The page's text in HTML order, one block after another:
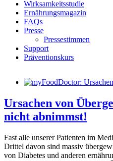
Wirksamkeitsstudie
Ernährungsmagazin
FAQs
Presse
Pressestimmen
Support
Präventionskurs
Ursachen von
nicht abnimmst!
Fast alle unserer Patienten im
Drittel davon sind massiv
von Diabetes und anderen